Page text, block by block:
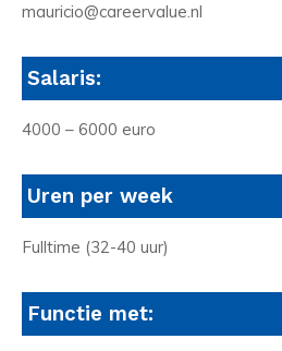
mauricio@careervalue.nl
Salaris:
4000 – 6000 euro
Uren per week
Fulltime (32-40 uur)
Functie met: